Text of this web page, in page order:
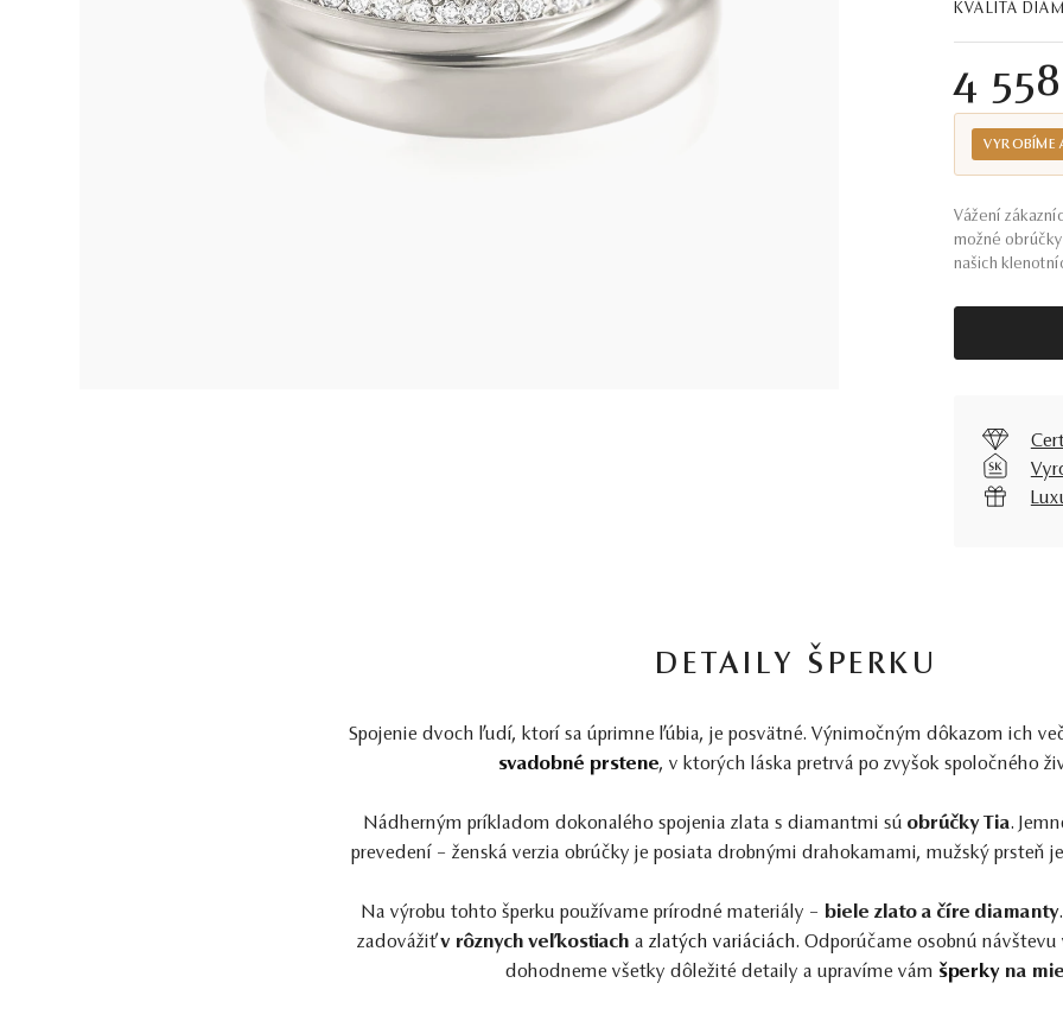
KVALITA
4
VYROBÍME
Vážení
možné
našich
DETAILY ŠPERKU
Spojenie dvoch ľudí, ktorí sa úprimne ľúbia, je posvätné. Výnimočným dôkazom ich
svadobné prstene, v ktorých láska pretrvá po zvyšok spoločného
Nádherným príkladom dokonalého spojenia zlata s diamantmi sú obrúčky Tia.
prevedení – ženská verzia obrúčky je posiata drobnými drahokamami, mužský prsteň
Na výrobu tohto šperku používame prírodné materiály – biele zlato a číre diamanty
zadovážiťv rôznych veľkostiach a zlatých variáciách. Odporúčame osobnú
dohodneme všetky dôležité detaily a upravíme vám šperky na